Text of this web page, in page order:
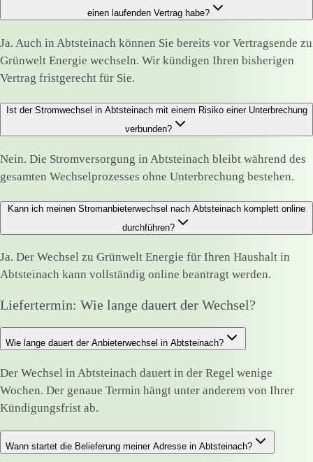
einen laufenden Vertrag habe?
Ja. Auch in Abtsteinach können Sie bereits vor Vertragsende zu
Grünwelt Energie wechseln. Wir kündigen Ihren bisherigen
Vertrag fristgerecht für Sie.
Ist der Stromwechsel in Abtsteinach mit einem Risiko einer Unterbrechung
verbunden?
Nein. Die Stromversorgung in Abtsteinach bleibt während des
gesamten Wechselprozesses ohne Unterbrechung bestehen.
Kann ich meinen Stromanbieterwechsel nach Abtsteinach komplett online
durchführen?
Ja. Der Wechsel zu Grünwelt Energie für Ihren Haushalt in
Abtsteinach kann vollständig online beantragt werden.
Liefertermin: Wie lange dauert der Wechsel?
Wie lange dauert der Anbieterwechsel in Abtsteinach?
Der Wechsel in Abtsteinach dauert in der Regel wenige
Wochen. Der genaue Termin hängt unter anderem von Ihrer
Kündigungsfrist ab.
Wann startet die Belieferung meiner Adresse in Abtsteinach?